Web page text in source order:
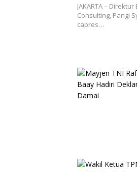
JAKARTA –
Consulting, Pangi
capres…